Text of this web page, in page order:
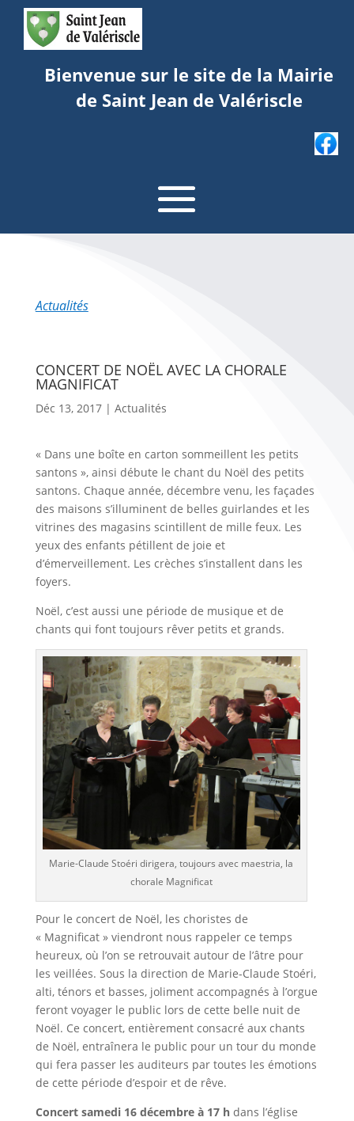
Bienvenue sur le site de la Mairie
de Saint Jean de Valériscle
Actualités
CONCERT DE NOËL AVEC LA CHORALE
MAGNIFICAT
Déc 13, 2017| Actualités
« Dans une boîte en carton sommeillent les petits
santons », ainsi débute le chant du Noël des petits
santons. Chaque année, décembre venu, les façades
des maisons s’illuminent de belles guirlandes et les
vitrines des magasins scintillent de mille feux. Les
yeux des enfants pétillent de joie et
d’émerveillement. Les crèches s’installent dans les
foyers.
Noël, c’est aussi une période de musique et de
chants qui font toujours rêver petits et grands.
Marie-Claude Stoéri dirigera, toujours avec maestria, la
chorale Magnificat
Pour le concert de Noël, les choristes de
« Magnificat » viendront nous rappeler ce temps
heureux, où l’on se retrouvait autour de l’âtre pour
les veillées. Sous la direction de Marie-Claude Stoéri,
alti, ténors et basses, joliment accompagnés à l’orgue
feront voyager le public lors de cette belle nuit de
Noël. Ce concert, entièrement consacré aux chants
de Noël, entraînera le public pour un tour du monde
qui fera passer les auditeurs par toutes les émotions
de cette période d’espoir et de rêve.
Concert samedi 16 décembre à 17 hdans l’église